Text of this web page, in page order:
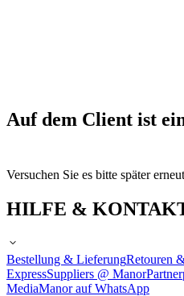
Auf dem Client ist
Versuchen Sie es bitte später
HILFE &
Bestellung & LieferungRetouren
ExpressSuppliers @ Manor
MediaManor auf WhatsApp